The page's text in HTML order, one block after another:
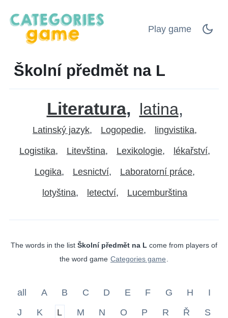
Play game
Školní předmět na L
Literatura latina
Latinský jazyk Logopedie lingvistika
Logistika Litevština Lexikologie lékařství
Logika Lesnictví Laboratorní práce
lotyština letectví Lucemburština
The words in the list Školní předmět na L come from players of
the word game Categories game
all A B C D E F G H
I
J
K L M N O P R Ř
S